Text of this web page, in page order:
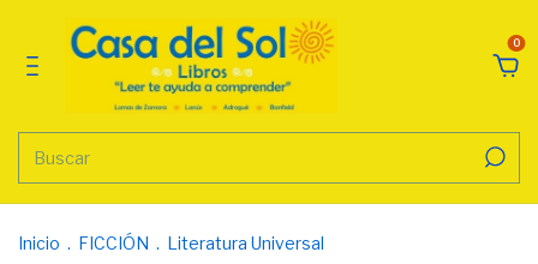
0
Inicio . FICCIÓN . Literatura Universal